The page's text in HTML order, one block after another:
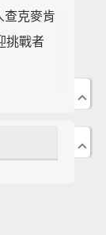
查克麥肯
挑戰者